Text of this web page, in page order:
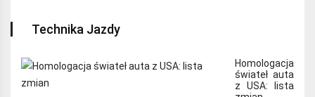
Technika Jazdy
Homologacja
świateł auta
z USA: lista